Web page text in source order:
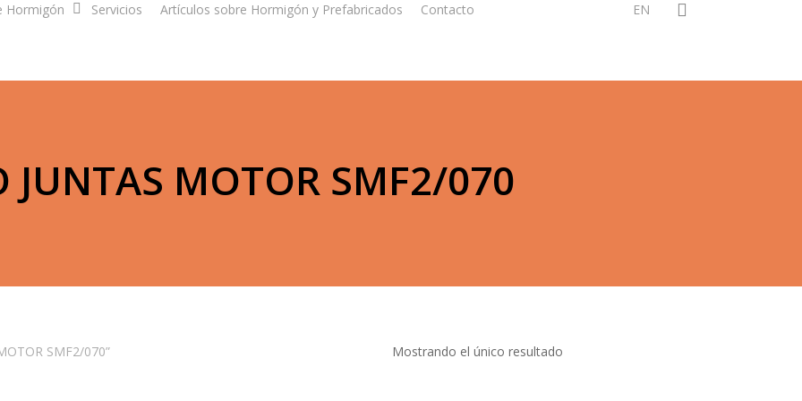
Hormigón Servicios Artículos sobre Hormigón y Prefabricados Contacto EN
JUNTAS MOTOR SMF2/070
Mostrando el único resultado
SMF2/070”